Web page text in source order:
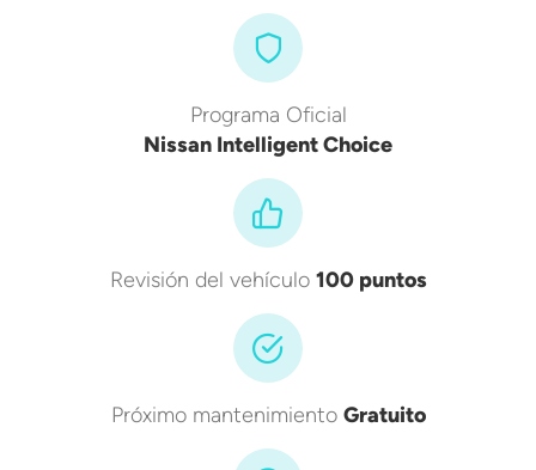
Programa Oficial
Nissan Intelligent Choice
Revisión del vehículo 100 puntos
Próximo mantenimiento Gratuito